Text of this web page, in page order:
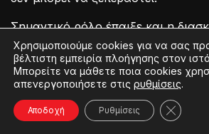
Σημαντικό ρόλο έπαιξε και η
Kamakawiwo με το γιουκαλίλι και
από το τραγούδι του οποίου την
πρόλαβε να δει ο Χαβανέζος
ανατριχιαστική ερμηνεία της
Χρησιμοποιούμε cookies για να σας
βέλτιστη εμπειρία πλοήγησης στον
Μπορείτε να μάθετε ποια cookies
απενεργοποιήσετε στις ρυθμίσεις.
Αποδοχή Ρυθμίσεις